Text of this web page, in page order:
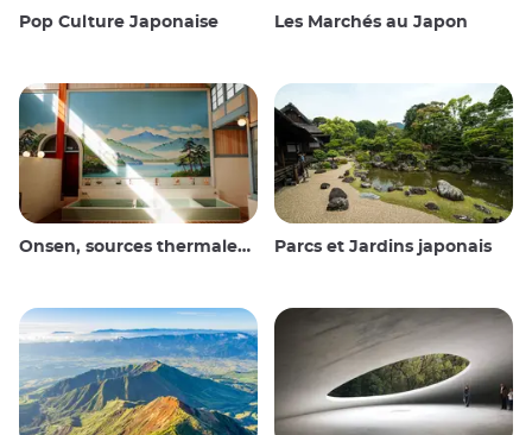
Pop Culture Japonaise Les Marchés au Japon
Onsen, sources thermales et bains publics Parcs et Jardins japonais